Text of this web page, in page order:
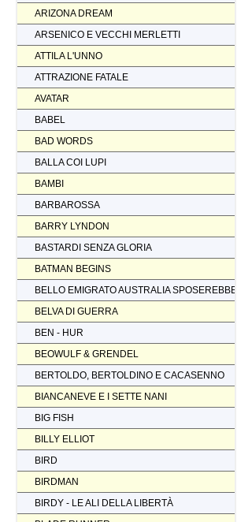
ARIZONA DREAM
ARSENICO E VECCHI MERLETTI
ATTILA L'UNNO
ATTRAZIONE FATALE
AVATAR
BABEL
BAD WORDS
BALLA COI LUPI
BAMBI
BARBAROSSA
BARRY LYNDON
BASTARDI SENZA GLORIA
BATMAN BEGINS
BELLO EMIGRATO AUSTRALIA SPOSEREBBE
BELVA DI GUERRA
BEN - HUR
BEOWULF & GRENDEL
BERTOLDO, BERTOLDINO E CACASENNO
BIANCANEVE E I SETTE NANI
BIG FISH
BILLY ELLIOT
BIRD
BIRDMAN
BIRDY - LE ALI DELLA LIBERTÀ